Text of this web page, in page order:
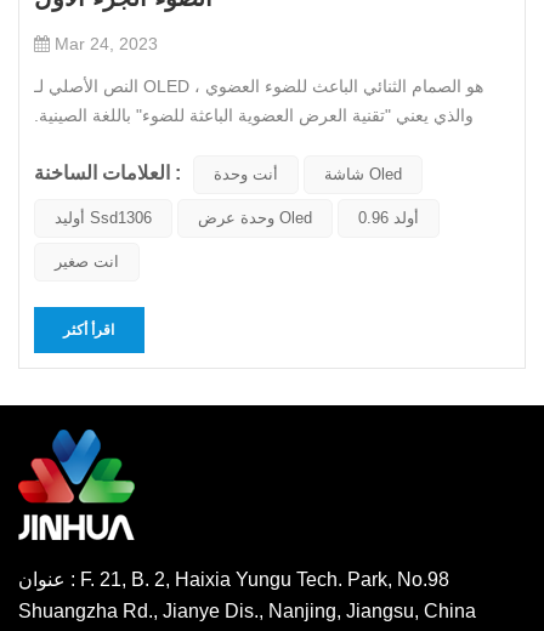
Mar 24, 2023
النص الأصلي لـ OLED هو الصمام الثنائي الباعث للضوء العضوي ،
والذي يعني "تقنية العرض العضوية الباعثة للضوء" باللغة الصينية.
تلتقي الإلكترونات الموجبة والسالبة في هذه المادة العضوية ، فإنها
العلامات الساخنة : أنت وحدة شاشة Oled
أوليد Ssd1306 وحدة عرض Oled 0.96 أولد
انت صغير
اقرأ أكثر
عنوان : F. 21, B. 2, Haixia Yungu Tech. Park, No.98
Shuangzha Rd., Jianye Dis., Nanjing, Jiangsu, China